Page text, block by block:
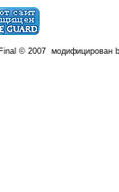
© 2007 модифицирован